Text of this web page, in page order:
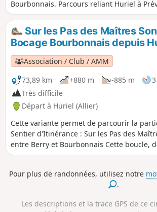
Bourbonnais. Parcours reliant Huriel à
Sur les Pas des Maîtres
Bocage Bourbonnais depuis
Association / Club / AMM
73,89 km
+880 m -885 m
Très difficile
Départ à Huriel (Allier)
Cette variante permet de parcourir la
Sentier d'Itinérance : Sur les Pas des
entre Berry et Bourbonnais Cette boucle,
parcourt en trois ou quatre jours. Ce
commune, en fonction de la disponibilité
Pour plus de randonnées, utilisez notre
.
Les descriptions et la trace GPS de ce